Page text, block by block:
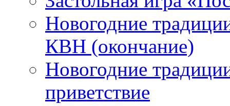
Новогодние
КВН (окончание)
Новогодние
приветствие